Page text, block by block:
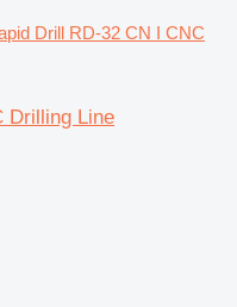
Drill RD-32 CN I CNC
Drilling Line